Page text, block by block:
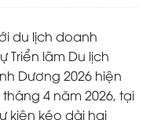
du lịch doanh
Triển lãm Du lịch
Dương 2026 hiện
4 năm 2026, tại
kiện kéo dài hai